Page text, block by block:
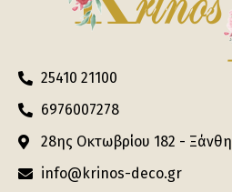
25410 21100
6976007278
28ης Οκτωβρίου 182 - Ξάνθη
info@krinos-deco.gr